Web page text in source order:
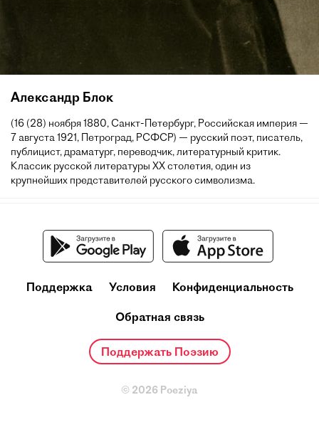
Александр Блок
(16 (28) ноября 1880, Санкт-Петербург, Российская империя —
7 августа 1921, Петроград, РСФСР) — русский поэт, писатель,
публицист, драматург, переводчик, литературный критик.
Классик русской литературы XX столетия, один из
крупнейших представителей русского символизма.
Поддержка Условия Конфиденциальность
Обратная связь
Поддержать Поэзию
© 2026 Poeziya